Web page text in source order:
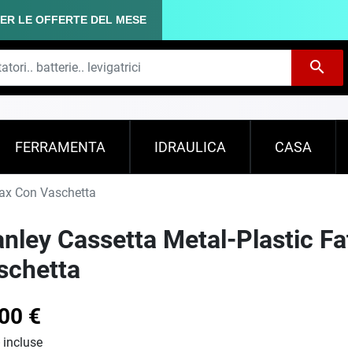
LE OFFERTE DEL MESE
search
FERRAMENTA IDRAULICA CASA
Con Vaschetta
Cassetta Metal-Plastic
€
incluse